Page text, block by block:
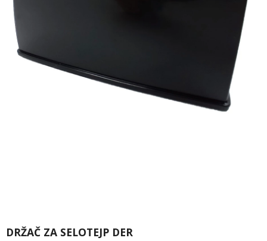
DRŽAČ ZA SELOTEJP DER